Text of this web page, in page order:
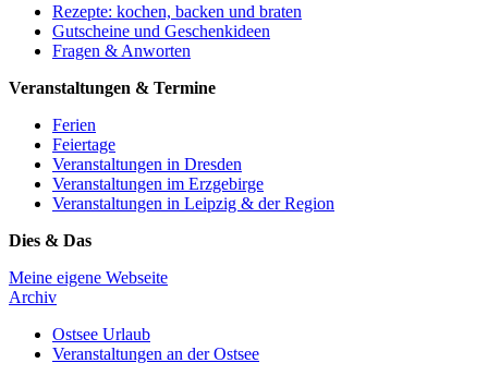
Rezepte: kochen, backen und braten
Gutscheine und Geschenkideen
Fragen & Anworten
Veranstaltungen & Termine
Ferien
Feiertage
Veranstaltungen in Dresden
Veranstaltungen im Erzgebirge
Veranstaltungen in Leipzig & der Region
Dies & Das
Meine eigene Webseite
Archiv
Ostsee Urlaub
Veranstaltungen an der Ostsee